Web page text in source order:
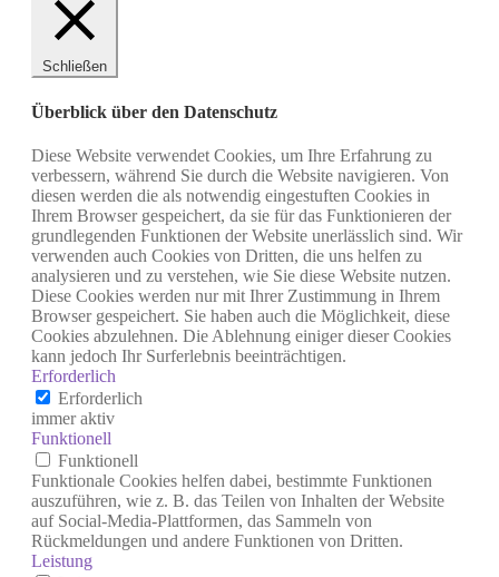
Schließen
Überblick über den Datenschutz
Diese Website verwendet Cookies, um Ihre Erfahrung zu
verbessern, während Sie durch die Website navigieren. Von
diesen werden die als notwendig eingestuften Cookies in
Ihrem Browser gespeichert, da sie für das Funktionieren der
grundlegenden Funktionen der Website unerlässlich sind. Wir
verwenden auch Cookies von Dritten, die uns helfen zu
analysieren und zu verstehen, wie Sie diese Website nutzen.
Diese Cookies werden nur mit Ihrer Zustimmung in Ihrem
Browser gespeichert. Sie haben auch die Möglichkeit, diese
Cookies abzulehnen. Die Ablehnung einiger dieser Cookies
kann jedoch Ihr Surferlebnis beeinträchtigen.
Erforderlich
Erforderlich
immer aktiv
Funktionell
Funktionell
Funktionale Cookies helfen dabei, bestimmte Funktionen
auszuführen, wie z. B. das Teilen von Inhalten der Website
auf Social-Media-Plattformen, das Sammeln von
Rückmeldungen und andere Funktionen von Dritten.
Leistung